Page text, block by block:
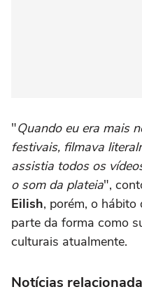
"Quando eu era mais
festivais, filmava
assistia todos os
o som da plateia",
Eilish, porém, o
parte da forma como
culturais atualmente.
Notícias